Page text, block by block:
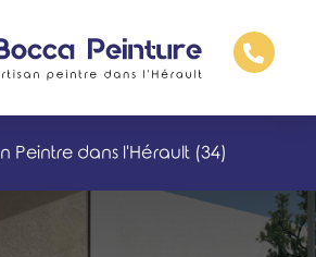
Peintre dans l'Hérault (34)